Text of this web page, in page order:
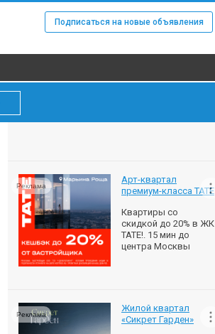
Подписаться на новые объявления
Арт-квартал
премиум-класса ТАТЕ
Квартиры со
скидкой до 20% в ЖК
ТАТЕ!. 15 мин до
центра Москвы
Реклама
Жилой квартал
«Сикрет Гарден»
Реклама